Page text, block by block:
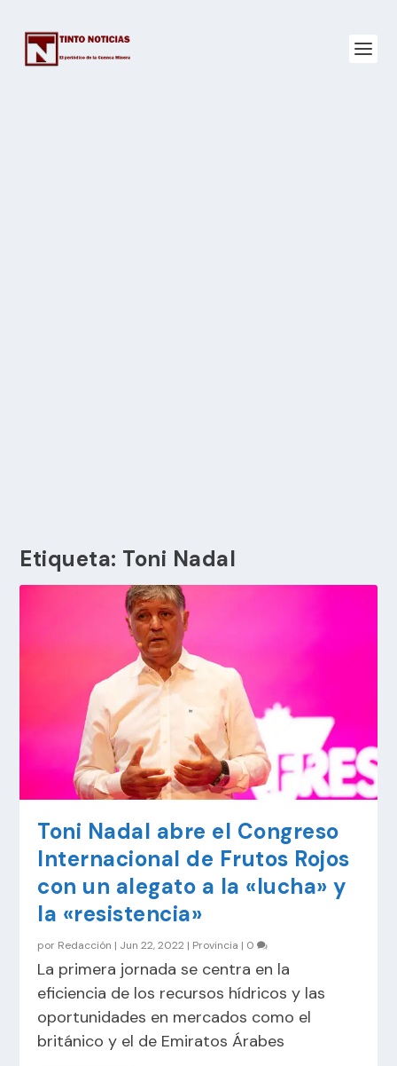
Etiqueta: Toni Nadal
Toni Nadal abre el Congreso
Internacional de Frutos Rojos
con un alegato a la «lucha» y
la «resistencia»
por Redacción | Jun 22, 2022 | Provincia | 0
La primera jornada se centra en la
eficiencia de los recursos hídricos y las
oportunidades en mercados como el
británico y el de Emiratos Árabes